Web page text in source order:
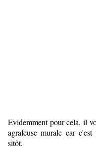
Evidemment pour cela, il
agrafeuse murale car
sitôt.